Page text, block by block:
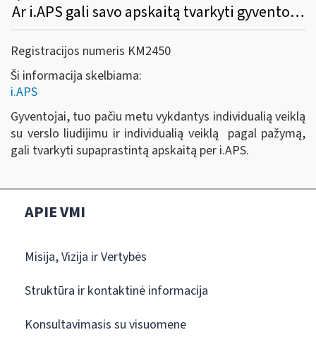
Ar i.APS gali savo apskaitą tvarkyti gyventojas, turintis tuo pačiu laikotarpiu verslo liudijimą ir individualią veiklą pagal pažymą?
Registracijos numeris KM2450
Ši informacija skelbiama:
i.APS
Gyventojai, tuo pačiu metu vykdantys individualią veiklą
su verslo liudijimu ir individualią veiklą pagal pažymą,
gali tvarkyti supaprastintą apskaitą per i.APS.
APIE VMI
Misija, Vizija ir Vertybės
Struktūra ir kontaktinė informacija
Konsultavimasis su visuomene